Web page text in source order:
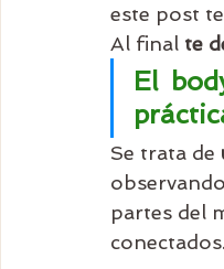
este post
Al final te
El
Se trata de
partes del
conectados.